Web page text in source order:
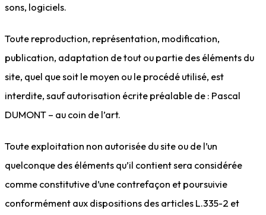
sons, logiciels.
Toute reproduction, représentation, modification,
publication, adaptation de tout ou partie des éléments du
site, quel que soit le moyen ou le procédé utilisé, est
interdite, sauf autorisation écrite préalable de : Pascal
DUMONT – au coin de l’art.
Toute exploitation non autorisée du site ou de l’un
quelconque des éléments qu’il contient sera considérée
comme constitutive d’une contrefaçon et poursuivie
conformément aux dispositions des articles L.335-2 et